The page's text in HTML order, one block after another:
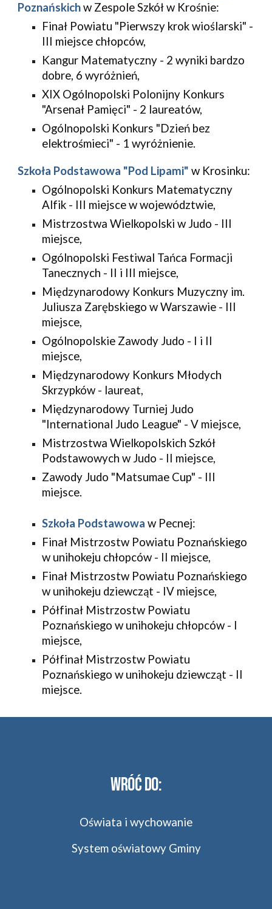
Poznańskich w Zespole Szkół w Krośnie:
Finał Powiatu "Pierwszy krok wioślarski" -
III miejsce chłopców,
Kangur Matematyczny - 2 wyniki bardzo
dobre, 6 wyróżnień,
XIX Ogólnopolski Polonijny Konkurs
"Arsenał Pamięci" - 2 laureatów,
Ogólnopolski Konkurs "Dzień bez
elektrośmieci" - 1 wyróżnienie.
Szkoła Podstawowa "Pod Lipami" w Krosinku:
Ogólnopolski Konkurs Matematyczny
Alfik - III miejsce w województwie,
Mistrzostwa Wielkopolski w Judo - III
miejsce,
Ogólnopolski Festiwal Tańca Formacji
Tanecznych - II i III miejsce,
Międzynarodowy Konkurs Muzyczny im.
Juliusza Zarębskiego w Warszawie - III
miejsce,
Ogólnopolskie Zawody Judo - I i II
miejsce,
Międzynarodowy Konkurs Młodych
Skrzypków - laureat,
Międzynarodowy Turniej Judo
"International Judo League" - V miejsce,
Mistrzostwa Wielkopolskich Szkół
Podstawowych w Judo - II miejsce,
Zawody Judo "Matsumae Cup" - III
miejsce.
Szkoła Podstawowa w Pecnej:
Finał Mistrzostw Powiatu Poznańskiego
w unihokeju chłopców - II miejsce,
Finał Mistrzostw Powiatu Poznańskiego
w unihokeju dziewcząt - IV miejsce,
Półfinał Mistrzostw Powiatu
Poznańskiego w unihokeju chłopców - I
miejsce,
Półfinał Mistrzostw Powiatu
Poznańskiego w unihokeju dziewcząt - II
miejsce.
Wróć do:
Oświata i wychowanie
System oświatowy Gminy